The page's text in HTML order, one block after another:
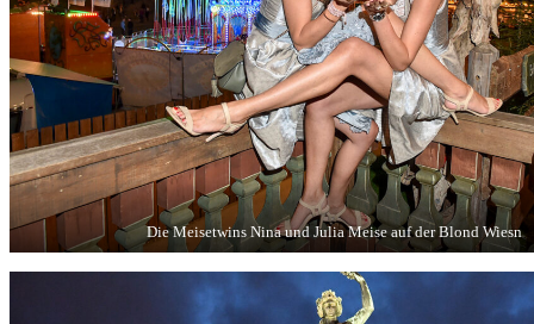
Die Meisetwins Nina und Julia Meise auf der Blond Wiesn